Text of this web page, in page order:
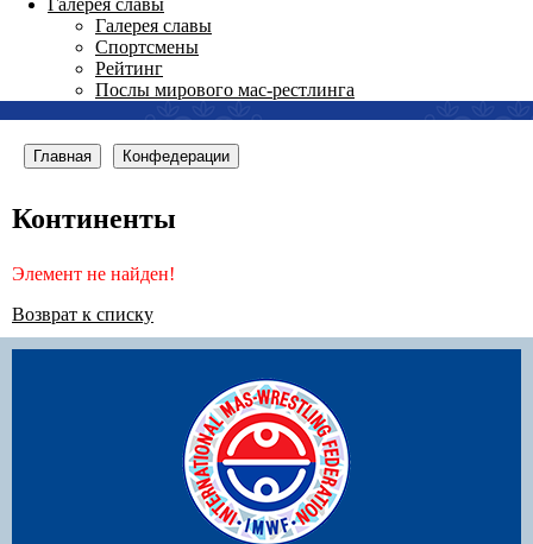
Галерея славы
Галерея славы
Спортсмены
Рейтинг
Послы мирового мас-рестлинга
Главная Конфедерации
Континенты
Элемент не найден!
Возврат к списку